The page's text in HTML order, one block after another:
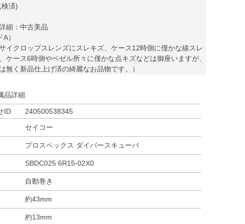
済)
細：中古美品
）
イクロップスレンズにスレキズ、ケース12時側に僅かな線スレ
ケース6時側やベゼル所々に僅かな点キズなどは御座いますが、
無く新品仕上げ済の綺麗なお品物です。）
品詳細
ID
240500538345
セイコー
プロスペックス ダイバースキューバ
SBDC025 6R15-02X0
自動巻き
約43mm
約13mm